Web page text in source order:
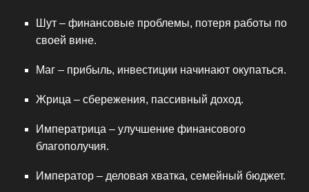
Шут – финансовые проблемы, потеря работы по
своей вине.
Маг – прибыль, инвестиции начинают окупаться.
Жрица – сбережения, пассивный доход.
Императрица – улучшение финансового
благополучия.
Император – деловая хватка, семейный бюджет.